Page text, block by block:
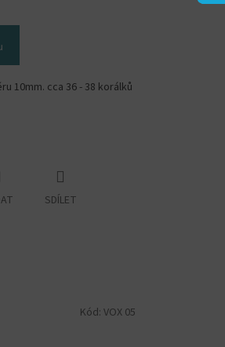
10mm. cca 36 - 38 korálků
SDÍLET
Kód: VOX 05